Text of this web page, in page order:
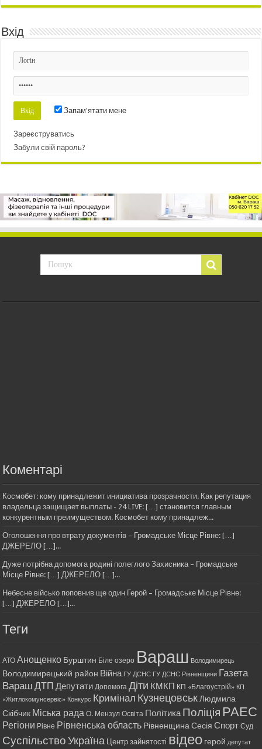
Вхід
Запам'ятати мене
Зареєструватись
Забули свій пароль?
Коментарі
Космобет: кому принадлежит инициатива прозрачности. Как репутация
владельца защищает выплаты - 24 LIVE: […] становится главным
конкурентным преимуществом. Космобет кому принадлеж...
Оголошення про втрату документів – Громадське Місце Рівне: […]
ДЖЕРЕЛО […]...
Дуже потрібна допомога родині полеглого Захисника – Громадське
Місце Рівне: […] ДЖЕРЕЛО […]...
Небесне військо поповнив ще один Герой – Громадське Місце Рівне:
[…] ДЖЕРЕЛО […]...
Теги
АТО Анощенко Бурштин Біле озеро Вараш Володимирець
Володимирецький район Війна ГУ ДСНС ГУ ДСНС Рівненщини Газета
Вараш ДТП Депутати Допомога Діти КМКП КП «Благоустрій» КП
«Житлокомунсервіс» Конкурс Кримінал Кузнецовськ Людмила
Скібчик Міська рада О. Мензул Освіта ПолітикаПоліція РАЕС
Регіони Рівне Рівненська область Рівненщина Сесія Спорт Суд
Суспільство Україна Центр зайнятості відео герой депутат